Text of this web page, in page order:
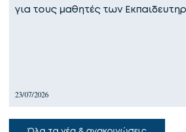
για τους μαθητές των
23/07/2026